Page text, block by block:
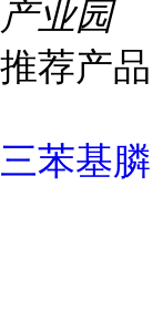
产业园
推荐产品
三苯基膦